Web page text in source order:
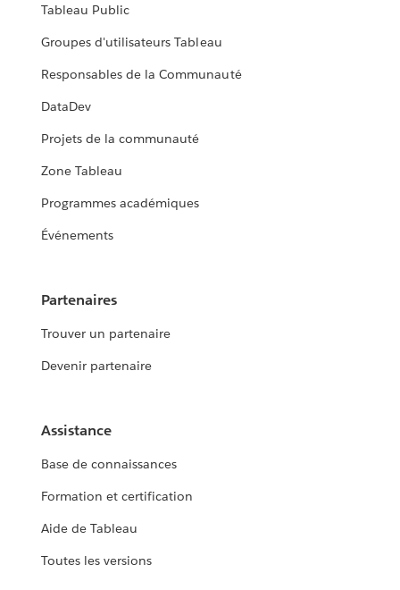
Tableau Public
Groupes d'utilisateurs Tableau
Responsables de la Communauté
DataDev
Projets de la communauté
Zone Tableau
Programmes académiques
Événements
Partenaires
Trouver un partenaire
Devenir partenaire
Assistance
Base de connaissances
Formation et certification
Aide de Tableau
Toutes les versions